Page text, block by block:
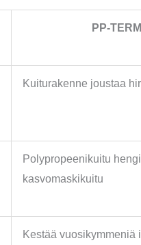
PP-
Kuiturakenne joustaa
Polypropeenikuitu
kasvomaskikuitu
Kestää vuosikymmeniä